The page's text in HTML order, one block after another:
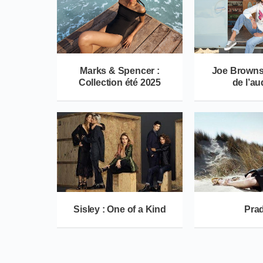
Marks & Spencer :
Collection été 2025
Joe
de
Sisley : One of a Kind